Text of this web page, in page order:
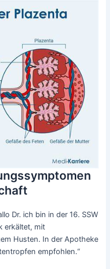
Dr. ich bin in der 16. SSW
erkältet, mit
Husten. In der Apotheke
empfohlen.“